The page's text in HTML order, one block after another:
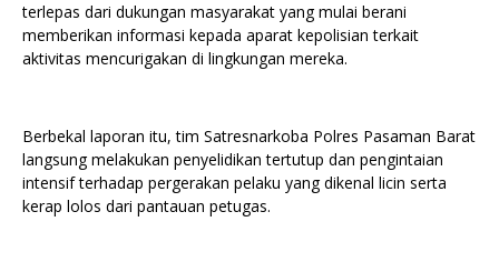
terlepas dari dukungan masyarakat yang mulai berani
memberikan informasi kepada aparat kepolisian terkait
aktivitas mencurigakan di lingkungan mereka.
Berbekal laporan itu, tim Satresnarkoba Polres Pasaman Barat
langsung melakukan penyelidikan tertutup dan pengintaian
intensif terhadap pergerakan pelaku yang dikenal licin serta
kerap lolos dari pantauan petugas.